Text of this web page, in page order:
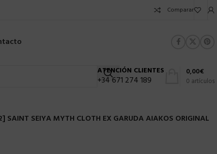
Comparar
ATENCIÓN CLIENTES
+34 671 274 189 0 artículos
0,00€
SAINT SEIYA MYTH CLOTH EX GARUDA AIAKOS ORIGINAL